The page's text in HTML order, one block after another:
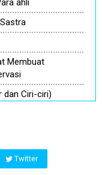
Membuat
dan Ciri-ciri)
Twitter